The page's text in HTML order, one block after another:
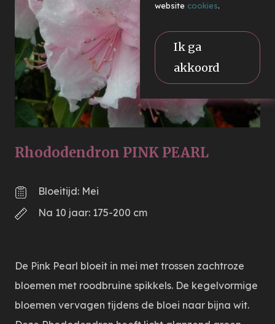
Rhododendron PINK PEARL
Bloeitijd: Mei
Na 10 jaar: 175-200 cm
De Pink Pearl bloeit in mei met trossen zachtroze
bloemen met roodbruine spikkels. De kegelvormige
bloemen vervagen tijdens de bloei naar bijna wit.
website cookies.
Ik ga
akkoord